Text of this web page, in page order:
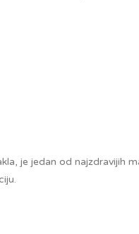
je jedan od najzdravijih